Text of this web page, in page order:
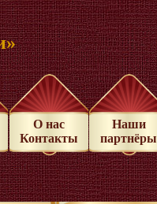
О нас
Контакты
Наши
партнёры